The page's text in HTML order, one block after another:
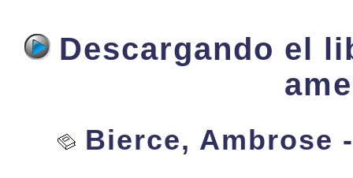
Descargando el
Bierce, Ambrose